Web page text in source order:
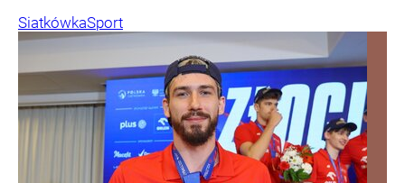
SiatkówkaSport